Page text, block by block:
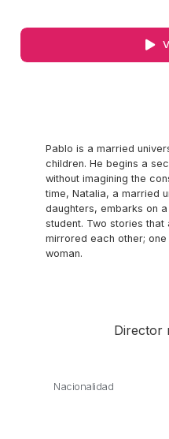
Pablo is a married
children. He begins a
without imagining the
time, Natalia, a married
daughters, embarks on
student. Two stories
mirrored each other;
woman.
Director
Nacionalidad